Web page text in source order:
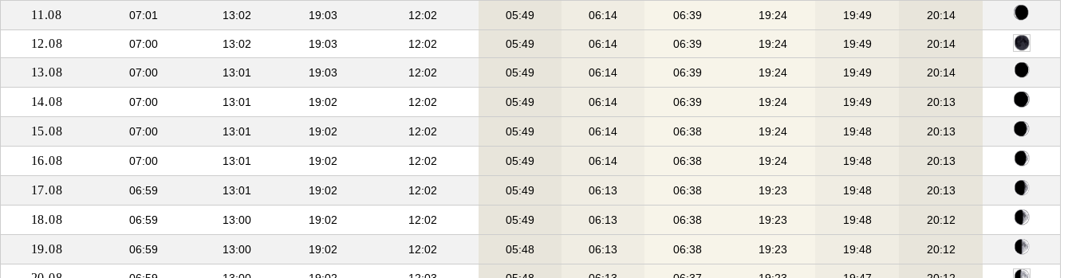
11.08 07:01 13:02 19:03 12:02 05:49 06:14 06:39 19:24 19:49 20:14
12.08 07:00 13:02 19:03 12:02 05:49 06:14 06:39 19:24 19:49 20:14
13.08 07:00 13:01 19:03 12:02 05:49 06:14 06:39 19:24 19:49 20:14
14.08 07:00 13:01 19:02 12:02 05:49 06:14 06:39 19:24 19:49 20:13
15.08 07:00 13:01 19:02 12:02 05:49 06:14 06:38 19:24 19:48 20:13
16.08 07:00 13:01 19:02 12:02 05:49 06:14 06:38 19:24 19:48 20:13
17.08 06:59 13:01 19:02 12:02 05:49 06:13 06:38 19:23 19:48 20:13
18.08 06:59 13:00 19:02 12:02 05:49 06:13 06:38 19:23 19:48 20:12
19.08 06:59 13:00 19:02 12:02 05:48 06:13 06:38 19:23 19:48 20:12